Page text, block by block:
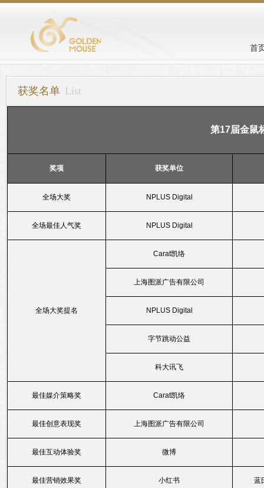
首
获奖名单 List
第17届金鼠
奖项 获奖单位
全场大奖 NPLUS Digital
全场最佳人气奖 NPLUS Digital
全场大奖提名
Carat凯络
上海图派广告有限公司
NPLUS Digital
字节跳动公益
科大讯飞
最佳媒介策略奖 Carat凯络
最佳创意表现奖 上海图派广告有限公司
最佳互动体验奖 微博
最佳营销效果奖 小红书 蓝